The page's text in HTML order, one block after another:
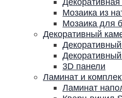
Мозаика из
Мозаика для
Декоративный
3D панели
Ламинат и
Ламинат